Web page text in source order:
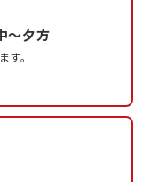
〜夕方
。